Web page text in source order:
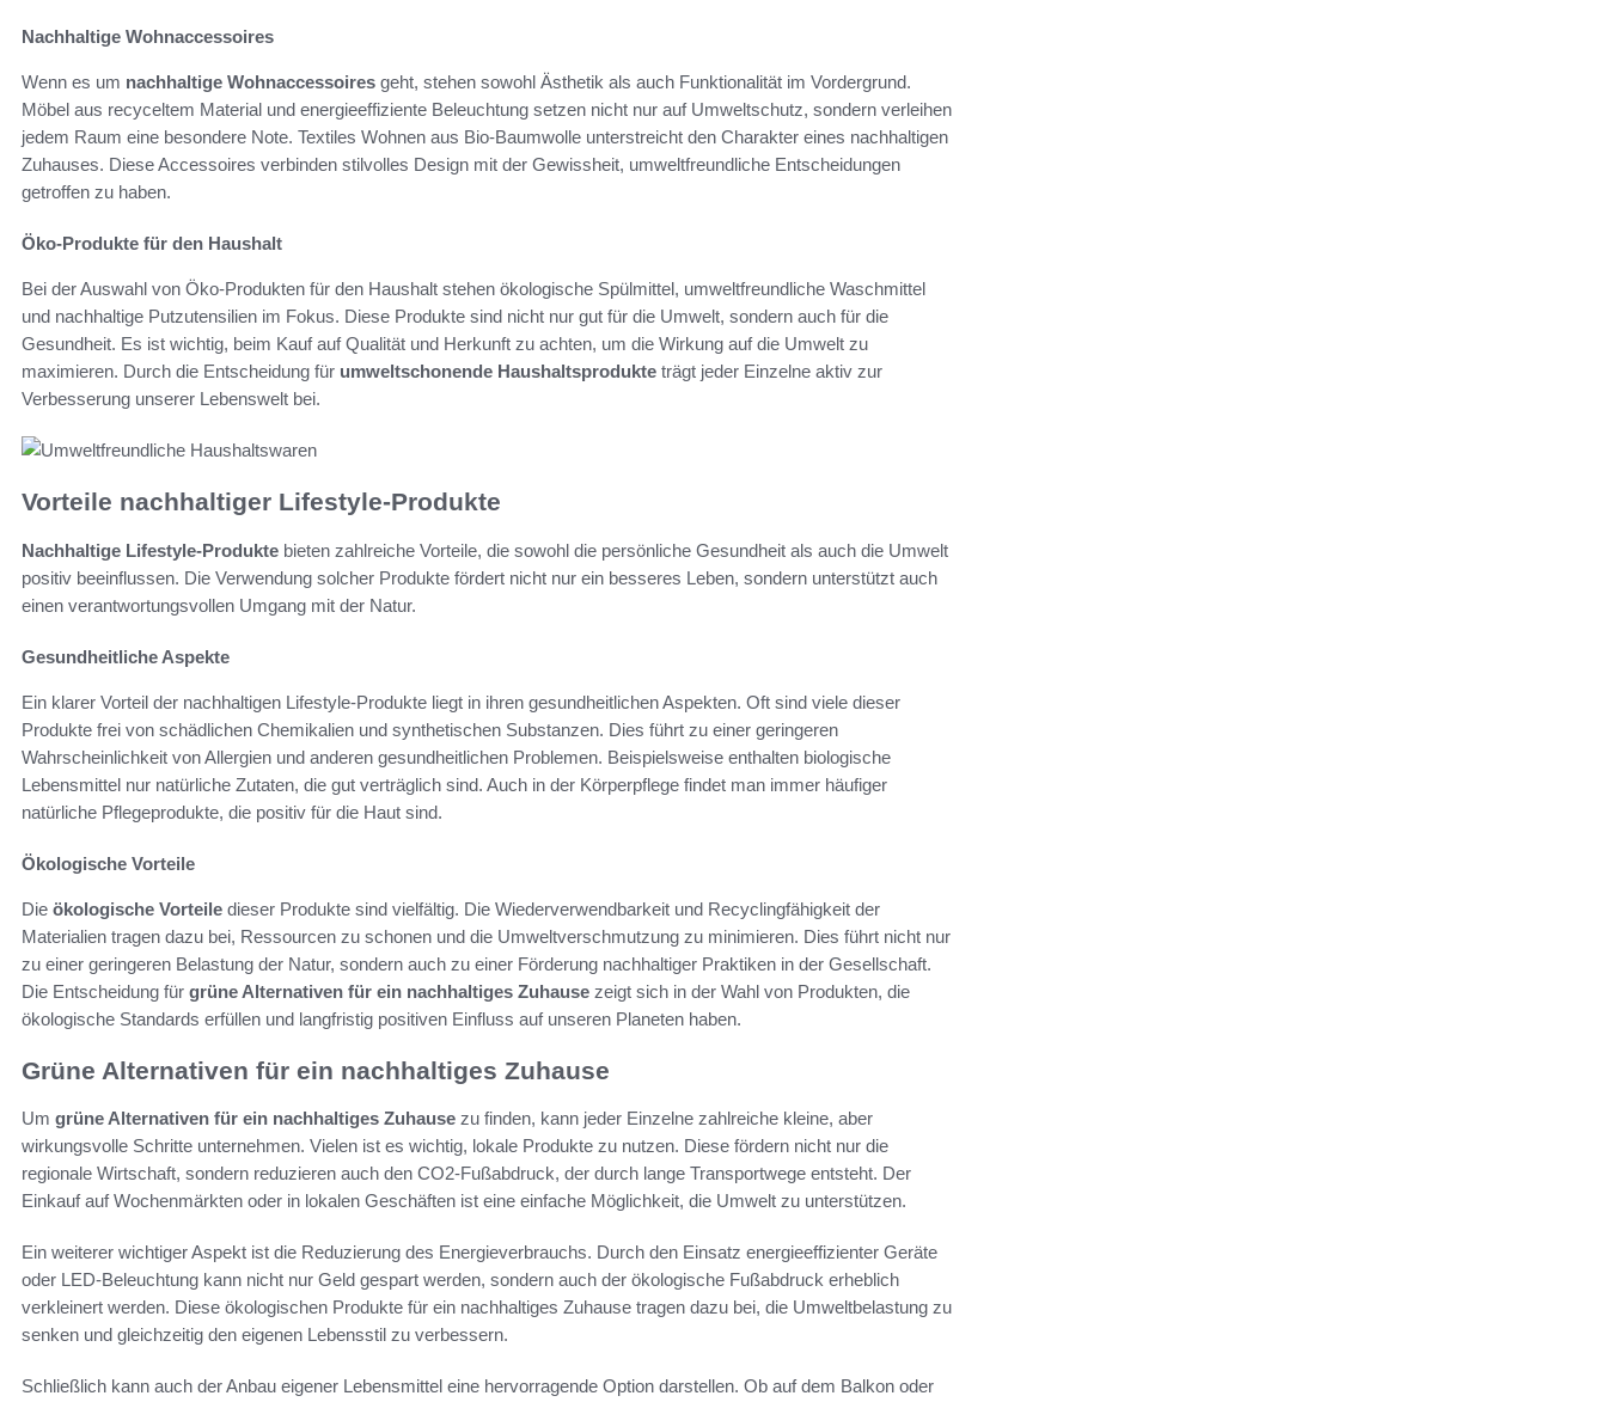
Nachhaltige Wohnaccessoires
Wenn es um nachhaltige Wohnaccessoires geht, stehen sowohl Ästhetik als auch Funktionalität im Vordergrund.
Möbel aus recyceltem Material und energieeffiziente Beleuchtung setzen nicht nur auf Umweltschutz, sondern verleihen
jedem Raum eine besondere Note. Textiles Wohnen aus Bio-Baumwolle unterstreicht den Charakter eines nachhaltigen
Zuhauses. Diese Accessoires verbinden stilvolles Design mit der Gewissheit, umweltfreundliche Entscheidungen
getroffen zu haben.
Öko-Produkte für den Haushalt
Bei der Auswahl von Öko-Produkten für den Haushalt stehen ökologische Spülmittel, umweltfreundliche Waschmittel
und nachhaltige Putzutensilien im Fokus. Diese Produkte sind nicht nur gut für die Umwelt, sondern auch für die
Gesundheit. Es ist wichtig, beim Kauf auf Qualität und Herkunft zu achten, um die Wirkung auf die Umwelt zu
maximieren. Durch die Entscheidung für umweltschonende Haushaltsprodukte trägt jeder Einzelne aktiv zur
Verbesserung unserer Lebenswelt bei.
Vorteile nachhaltiger Lifestyle-Produkte
Nachhaltige Lifestyle-Produkte bieten zahlreiche Vorteile, die sowohl die persönliche Gesundheit als auch die Umwelt
positiv beeinflussen. Die Verwendung solcher Produkte fördert nicht nur ein besseres Leben, sondern unterstützt auch
einen verantwortungsvollen Umgang mit der Natur.
Gesundheitliche Aspekte
Ein klarer Vorteil der nachhaltigen Lifestyle-Produkte liegt in ihren gesundheitlichen Aspekten. Oft sind viele dieser
Produkte frei von schädlichen Chemikalien und synthetischen Substanzen. Dies führt zu einer geringeren
Wahrscheinlichkeit von Allergien und anderen gesundheitlichen Problemen. Beispielsweise enthalten biologische
Lebensmittel nur natürliche Zutaten, die gut verträglich sind. Auch in der Körperpflege findet man immer häufiger
natürliche Pflegeprodukte, die positiv für die Haut sind.
Ökologische Vorteile
Die ökologische Vorteile dieser Produkte sind vielfältig. Die Wiederverwendbarkeit und Recyclingfähigkeit der
Materialien tragen dazu bei, Ressourcen zu schonen und die Umweltverschmutzung zu minimieren. Dies führt nicht nur
zu einer geringeren Belastung der Natur, sondern auch zu einer Förderung nachhaltiger Praktiken in der Gesellschaft.
Die Entscheidung für grüne Alternativen für ein nachhaltiges Zuhause zeigt sich in der Wahl von Produkten, die
ökologische Standards erfüllen und langfristig positiven Einfluss auf unseren Planeten haben.
Grüne Alternativen für ein nachhaltiges Zuhause
Um grüne Alternativen für ein nachhaltiges Zuhause zu finden, kann jeder Einzelne zahlreiche kleine, aber
wirkungsvolle Schritte unternehmen. Vielen ist es wichtig, lokale Produkte zu nutzen. Diese fördern nicht nur die
regionale Wirtschaft, sondern reduzieren auch den CO2-Fußabdruck, der durch lange Transportwege entsteht. Der
Einkauf auf Wochenmärkten oder in lokalen Geschäften ist eine einfache Möglichkeit, die Umwelt zu unterstützen.
Ein weiterer wichtiger Aspekt ist die Reduzierung des Energieverbrauchs. Durch den Einsatz energieeffizienter Geräte
oder LED-Beleuchtung kann nicht nur Geld gespart werden, sondern auch der ökologische Fußabdruck erheblich
verkleinert werden. Diese ökologischen Produkte für ein nachhaltiges Zuhause tragen dazu bei, die Umweltbelastung zu
senken und gleichzeitig den eigenen Lebensstil zu verbessern.
Schließlich kann auch der Anbau eigener Lebensmittel eine hervorragende Option darstellen. Ob auf dem Balkon oder